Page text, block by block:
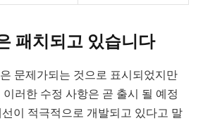
패치되고 있습니다
문제가되는 것으로 표시되었지만
이러한 수정 사항은 곧 출시 될 예정
이 적극적으로 개발되고 있다고 말